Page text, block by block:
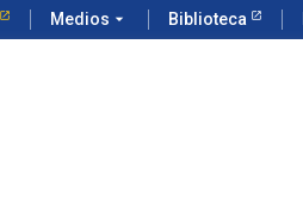
Medios arrow_drop_down Biblioteca